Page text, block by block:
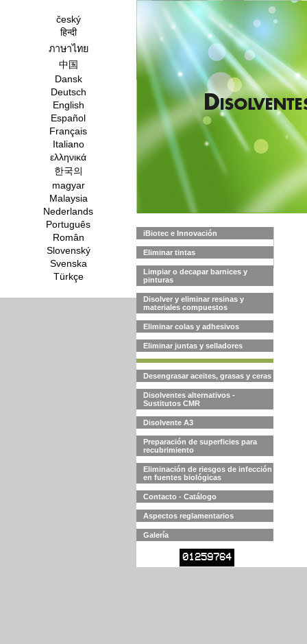
český
हिन्दी
ภาษาไทย
中国
Dansk
Deutsch
English
Español
Français
Italiano
ελληνικά
한국의
magyar
Malaysia
Nederlands
Português
Român
Slovenský
Svenska
Türkçe
iBiotec e Innovación
Eliminar tintas
Limpiar o decapar barnices y
pinturas
Disolver y eliminar resinas y
materiales compuestos
Eliminar colas y adhesivos
Eliminar juntas y selladores
Desengrasar aceites, grasas y ceras
Disolventes alternativos -
Sustitutos CMR
Disolvente A3
Preparación de superficies para
recubrimiento
Eliminación de riesgos de infección
en fuentes biológicas
Contacto - Catálogo
Aspectos reglamentarios
Galería
01259764